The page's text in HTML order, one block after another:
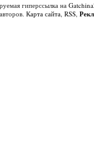
гиперссылка на
Карта сайта, RSS,